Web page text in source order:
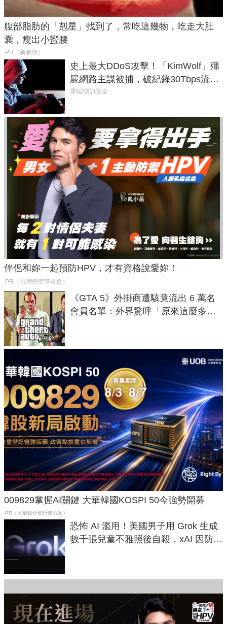
腹部脂肪的「剋星」找到了，常吃這幾物，吃走大肚
囊，瘦出小蠻腰
PR（新素簡）
史上最大DDoS攻擊！「KimWolf」殭
屍網路主謀被捕，破紀錄30Tbps流量
癱瘓全球！
雲端/資訊安全
伴侶和妳一起預防HPV，才有資格說愛妳！
PR（台灣癌症基金會）
《GTA 5》外掛商遭駭竟流出 6 萬名
會員名單：外界驚呼「原來這麼多人
009829掌握AI關鍵 大華韓國KOSPI 50今強勢開募
PR（大華銀全能行銷方案）
恐怖 AI 濫用！美國男子用 Grok 生成
數千張兒童不雅照後自殺，xAI 因防護